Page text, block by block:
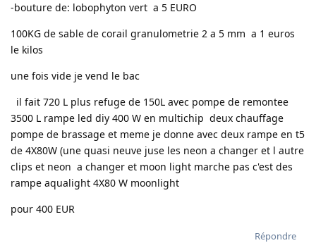
-bouture de: lobophyton vert a 5 EURO
100KG de sable de corail granulometrie 2 a 5 mm a 1 euros
le kilos
une fois vide je vend le bac
il fait 720 L plus refuge de 150L avec pompe de remontee
3500 L rampe led diy 400 W en multichip deux chauffage
pompe de brassage et meme je donne avec deux rampe en t5
de 4X80W (une quasi neuve juse les neon a changer et l autre
clips et neon a changer et moon light marche pas c'est des
rampe aqualight 4X80 W moonlight
pour 400 EUR
Répondre